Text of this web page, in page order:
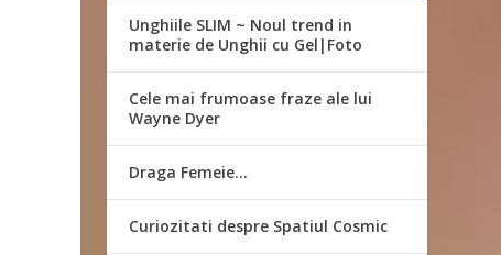
Unghiile SLIM ~ Noul trend in
materie de Unghii cu Gel|Foto
Cele mai frumoase fraze ale lui
Wayne Dyer
Draga Femeie…
Curiozitati despre Spatiul Cosmic